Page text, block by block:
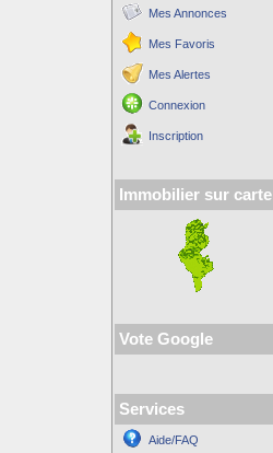
Mes Annonces
Mes Favoris
Mes Alertes
Connexion
Inscription
Immobilier sur carte
Vote Google
Services
Aide/FAQ